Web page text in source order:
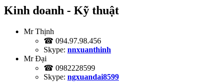
Kinh doanh - Kỹ thuật
Mr Thịnh
☎ 094.97.98.456
Skype: nnxuanthinh
Mr Đại
☎ 0982228599
Skype: ngxuandai8599